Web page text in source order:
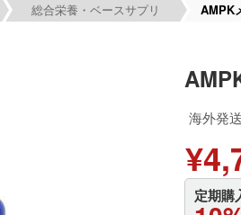
総合栄養・ベースサプリ AMPK
海外発送
定期購